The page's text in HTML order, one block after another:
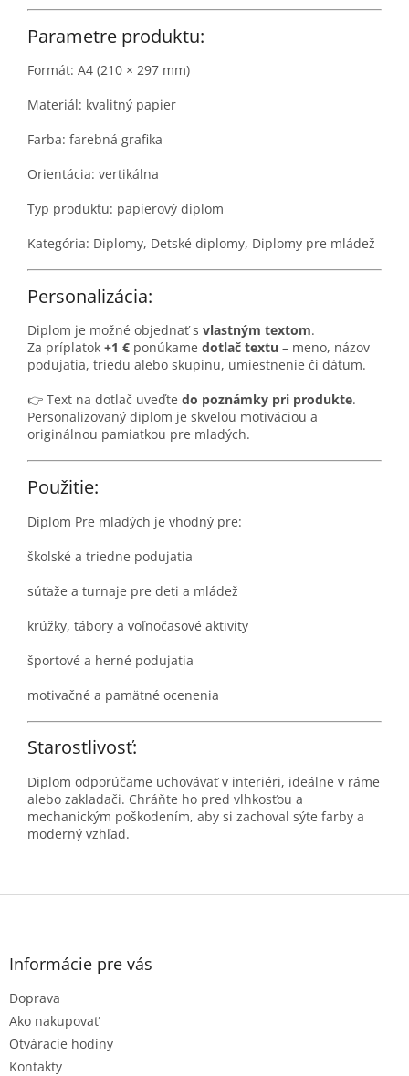
Parametre produktu:
Formát: A4 (210 × 297 mm)
Materiál: kvalitný papier
Farba: farebná grafika
Orientácia: vertikálna
Typ produktu: papierový diplom
Kategória: Diplomy, Detské diplomy, Diplomy pre mládež
Personalizácia:
Diplom je možné objednať s vlastným textom.
Za príplatok +1 € ponúkame dotlač textu – meno, názov
podujatia, triedu alebo skupinu, umiestnenie či dátum.
👉 Text na dotlač uveďte do poznámky pri produkte.
Personalizovaný diplom je skvelou motiváciou a
originálnou pamiatkou pre mladých.
Použitie:
Diplom Pre mladých je vhodný pre:
školské a triedne podujatia
súťaže a turnaje pre deti a mládež
krúžky, tábory a voľnočasové aktivity
športové a herné podujatia
motivačné a pamätné ocenenia
Starostlivosť:
Diplom odporúčame uchovávať v interiéri, ideálne v ráme
alebo zakladači. Chráňte ho pred vlhkosťou a
mechanickým poškodením, aby si zachoval sýte farby a
moderný vzhľad.
Z
Informácie pre vás
Doprava
Ako nakupovať
Otváracie hodiny
Kontakty